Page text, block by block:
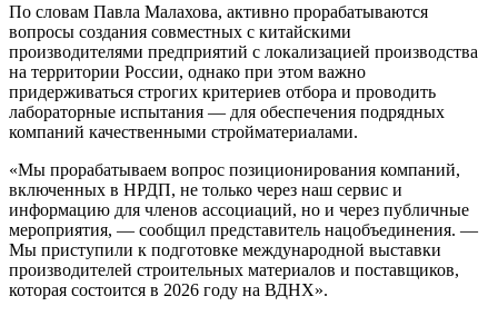
По словам Павла Малахова, активно прорабатываются
вопросы создания совместных с китайскими
производителями предприятий с локализацией производства
на территории России, однако при этом важно
придерживаться строгих критериев отбора и проводить
лабораторные испытания — для обеспечения подрядных
компаний качественными стройматериалами.
«Мы прорабатываем вопрос позиционирования компаний,
включенных в НРДП, не только через наш сервис и
информацию для членов ассоциаций, но и через публичные
мероприятия, — сообщил представитель нацобъединения. —
Мы приступили к подготовке международной выставки
производителей строительных материалов и поставщиков,
которая состоится в 2026 году на ВДНХ».